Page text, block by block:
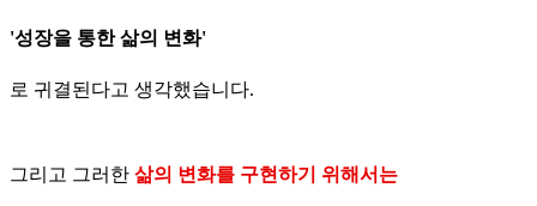
'성장을 통한 삶의 변화'
로 귀결된다고 생각했습니다.
그리고 그러한 삶의 변화를 구현하기 위해서는